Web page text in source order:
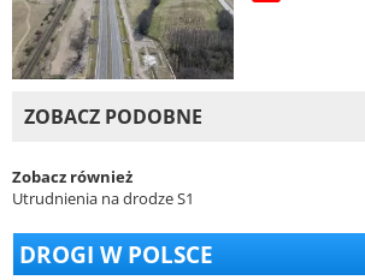
ZOBACZ PODOBNE
Zobacz również
Utrudnienia na drodze S1
DROGI W POLSCE